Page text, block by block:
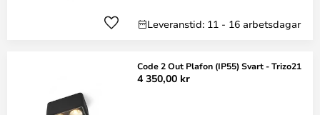
Leveranstid: 11 - 16 arbetsdagar
Code 2 Out Plafon (IP55) Svart - Trizo21
4 350,00 kr